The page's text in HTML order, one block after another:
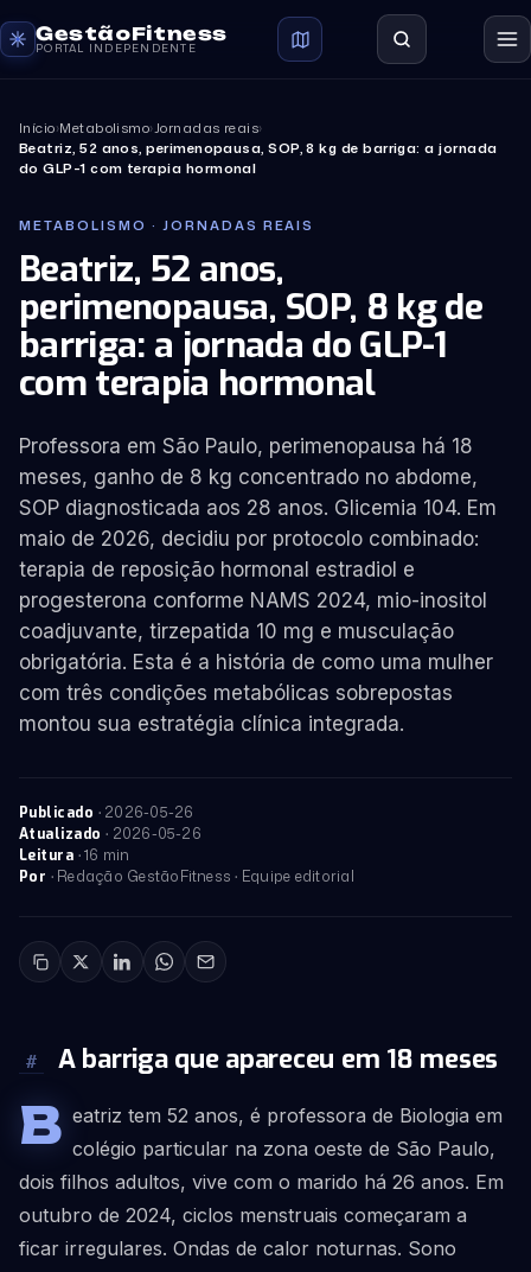
GestãoFitness
PORTAL INDEPENDENTE
Início›Metabolismo›Jornadas reais›
Beatriz, 52 anos, perimenopausa, SOP, 8 kg de barriga: a jornada
do GLP-1 com terapia hormonal
METABOLISMO · JORNADAS REAIS
Beatriz, 52 anos,
perimenopausa, SOP, 8 kg de
barriga: a jornada do GLP-1
com terapia hormonal
Professora em São Paulo, perimenopausa há 18
meses, ganho de 8 kg concentrado no abdome,
SOP diagnosticada aos 28 anos. Glicemia 104. Em
maio de 2026, decidiu por protocolo combinado:
terapia de reposição hormonal estradiol e
progesterona conforme NAMS 2024, mio-inositol
coadjuvante, tirzepatida 10 mg e musculação
obrigatória. Esta é a história de como uma mulher
com três condições metabólicas sobrepostas
montou sua estratégia clínica integrada.
Publicado · 2026-05-26
Atualizado · 2026-05-26
Leitura · 16 min
Por · Redação GestãoFitness · Equipe editorial
# A barriga que apareceu em 18 meses
B eatriz tem 52 anos, é professora de Biologia em
colégio particular na zona oeste de São Paulo,
dois filhos adultos, vive com o marido há 26 anos. Em
outubro de 2024, ciclos menstruais começaram a
ficar irregulares. Ondas de calor noturnas. Sono